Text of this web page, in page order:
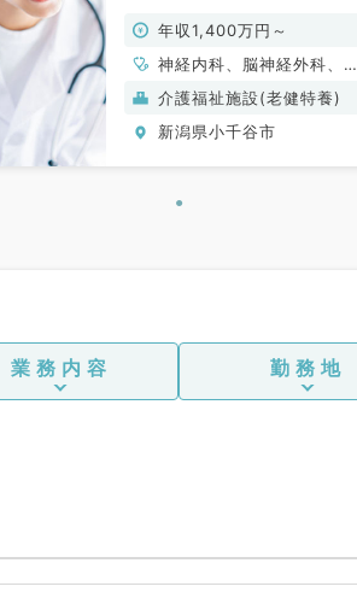
年収1,400万円～
神経内科、脳神経外科、一
般内科、老年内科、外科系
全般、一般外科
介護福祉施設(老健特養)
新潟県小千谷市
業務内容 勤務地